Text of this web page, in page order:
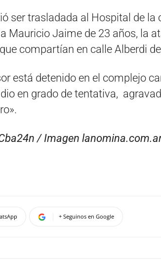
ser trasladada al Hospital de la
Mauricio Jaime de 23 años, la
compartían en calle Alberdi
está detenido en el complejo
en grado de tentativa,
/ Imagen
+ Seguinos en Google